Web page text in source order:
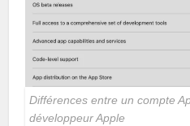
Différences entre un compte
développeur Apple